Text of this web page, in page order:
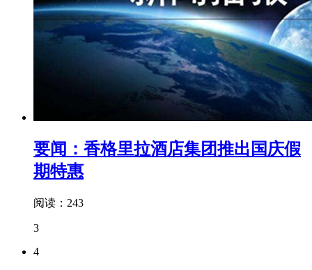
要闻：香格里拉酒店集团推出国庆假
期特惠
阅读：243
3
4